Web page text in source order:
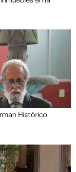
Histórico